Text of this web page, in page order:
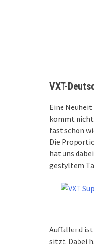
VXT-
Eine Neuheit
kommt nicht
fast schon
Die
hat uns
gestyltem
Auffallend
sitzt. Dabei